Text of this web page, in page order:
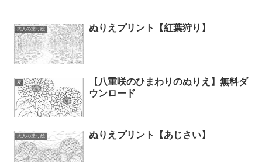
大人の塗り絵 ぬりえプリント【紅葉狩り】
夏
【八重咲のひまわりのぬりえ】無料ダ
ウンロード
大人の塗り絵 ぬりえプリント【あじさい】